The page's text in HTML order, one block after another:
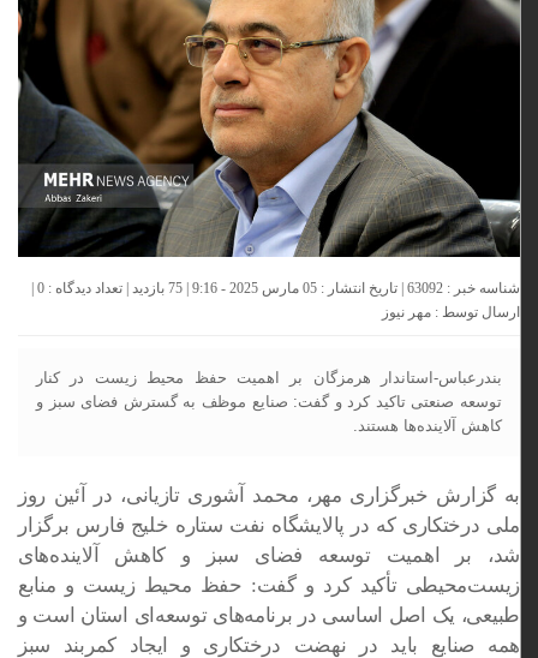
شناسه خبر : 63092 | تاریخ انتشار : 05 مارس 2025 - 9:16 | 75 بازدید | تعداد دیدگاه : 0
|
ارسال توسط :مهر نیوز
بندرعباس-استاندار هرمزگان بر اهمیت حفظ محیط زیست در کنار
توسعه صنعتی تاکید کرد و گفت: صنایع موظف به گسترش فضای سبز و
کاهش آلاینده‌ها هستند.
به گزارش خبرگزاری مهر، محمد آشوری تازیانی، در آئین روز
ملی درختکاری که در پالایشگاه نفت ستاره خلیج فارس برگزار
شد، بر اهمیت توسعه فضای سبز و کاهش آلاینده‌های
زیست‌محیطی تأکید کرد و گفت: حفظ محیط زیست و منابع
طبیعی، یک اصل اساسی در برنامه‌های توسعه‌ای استان است و
همه صنایع باید در نهضت درختکاری و ایجاد کمربند سبز